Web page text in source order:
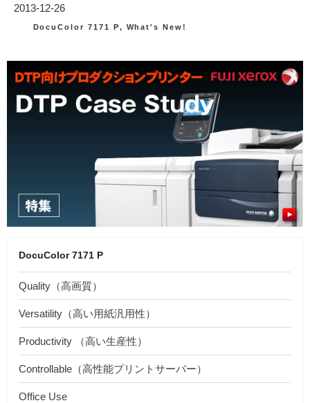
投
2013-12-26
カ
リ
ー
DocuColor 7171 P, What's New!
DocuColor 7171 P
Quality（高画質）
Versatility（高い用紙汎用性）
Productivity （高い生産性）
Controllable（高性能プリントサーバー）
Office Use